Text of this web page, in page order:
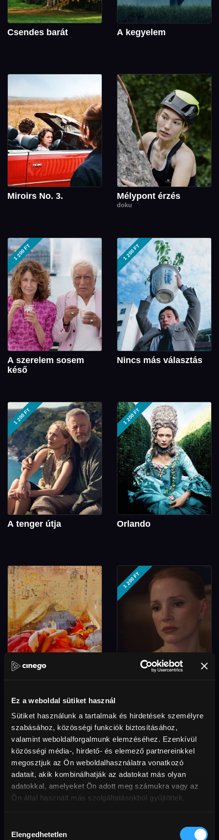
Ez a weboldal sütiket használ
Sütiket használunk a tartalmak és hirdetések személyre
szabásához, közösségi funkciók biztosításához,
valamint weboldalforgalmunk elemzéséhez. Ezenkívül
közösségi média-, hirdető- és elemező partnereinkkel
megosztjuk az Ön weboldalhasználatra vonatkozó
adatait, akik kombinálhatják az adatokat más olyan
adatokkal, amelyeket Ön adott meg számukra vagy az
Ön által használt más szolgáltatásokból gyűjtöttek.
kiválasztása
Elengedhetetlen
Csendes barát A kegyelem
Miroirs No. 3. Mélypont érzés
doku
1 200 FT
A szerelem sosem
késő
1 200 FT
Nincs más választás
1 200 FT
A tenger útja
1 200 FT
Orlando
1 200 FT
1 200 FT